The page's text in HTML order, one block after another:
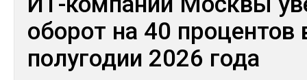
оборот на 40 процентов
полугодии 2026 года